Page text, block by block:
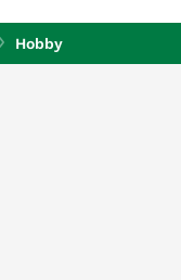
Hobby